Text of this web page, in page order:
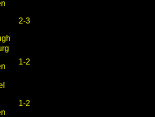
2-3
1-2
1-2